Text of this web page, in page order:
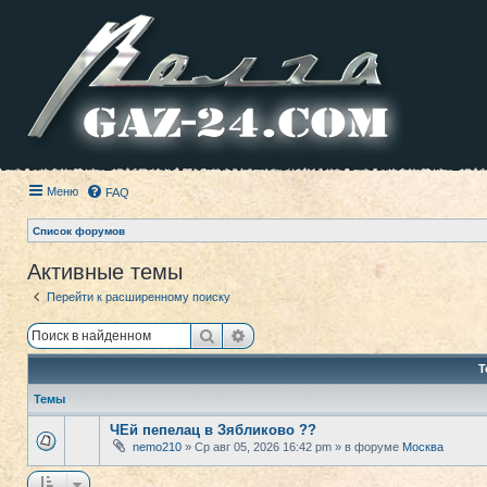
Меню FAQ
Список форумов
Активные темы
Перейти к расширенному поиску
ПоискРасширенный поиск
Темы
ЧЕй пепелац в Зябликово ??
nemo210 » Ср авг 05, 2026 16:42 pm » в форуме Москва